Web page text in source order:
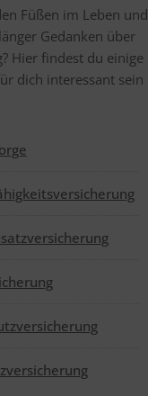
Füßen im Leben und
Gedan­ken über
Hier fin­dest du eini­ge
dich inter­es­sant sein